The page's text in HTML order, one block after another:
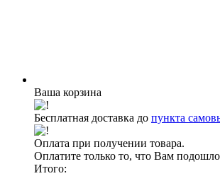
Ваша корзина
Бесплатная доставка до пункта
Оплата при получении товара.
Оплатите только то, что Вам
Итого: